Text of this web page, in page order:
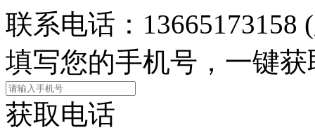
联系电话： 13665173158
填写您的手机号 ，一键
获取电话